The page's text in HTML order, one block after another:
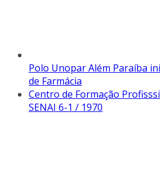
Polo Unopar Além Paraíba
de Farmácia
Centro de Formação
SENAI 6-1 / 1970